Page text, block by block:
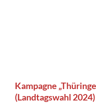
Kampagne
(Landtagswahl 2024)